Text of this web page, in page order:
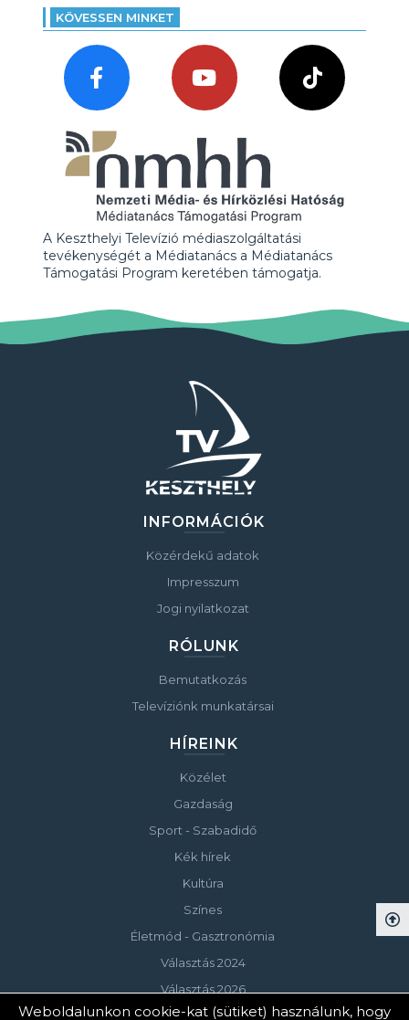
KÖVESSEN MINKET
A Keszthelyi Televízió médiaszolgáltatási
tevékenységét a Médiatanács a Médiatanács
Támogatási Program keretében támogatja.
INFORMÁCIÓK
Közérdekű adatok
Impresszum
Jogi nyilatkozat
RÓLUNK
Bemutatkozás
Televíziónk munkatársai
HÍREINK
Közélet
Gazdaság
Sport - Szabadidő
Kék hírek
Kultúra
Színes
Életmód - Gasztronómia
Választás 2024
Választás 2026
Weboldalunkon cookie-kat (sütiket) használunk, hogy